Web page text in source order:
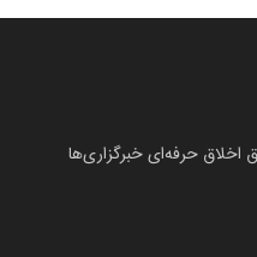
اخلاق حرفه‌ای خبرگزاری‌ها